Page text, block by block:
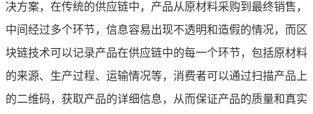
决方案，在传统的供应链中，产品从原材料采购到最终销售，
中间经过多个环节，信息容易出现不透明和造假的情况，而区
块链技术可以记录产品在供应链中的每一个环节，包括原材料
的来源、生产过程、运输情况等，消费者可以通过扫描产品上
的二维码，获取产品的详细信息，从而保证产品的质量和真实